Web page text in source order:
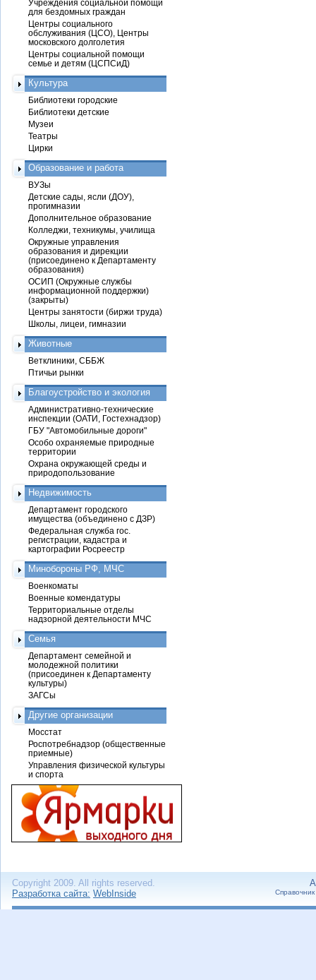
Учреждения социальной помощи
для бездомных граждан
Центры социального
обслуживания (ЦСО), Центры
московского долголетия
Центры социальной помощи
семье и детям (ЦСПСиД)
Культура
Библиотеки городские
Библиотеки детские
Музеи
Театры
Цирки
Образование и работа
ВУЗы
Детские сады, ясли (ДОУ),
прогимназии
Дополнительное образование
Колледжи, техникумы, училища
Окружные управления
образования и дирекции
(присоединено к Департаменту
образования)
ОСИП (Окружные службы
информационной поддержки)
(закрыты)
Центры занятости (биржи труда)
Школы, лицеи, гимназии
Животные
Ветклиники, СББЖ
Птичьи рынки
Благоустройство и экология
Административно-технические
инспекции (ОАТИ, Гостехнадзор)
ГБУ "Автомобильные дороги"
Особо охраняемые природные
территории
Охрана окружающей среды и
природопользование
Недвижимость
Департамент городского
имущества (объединено с ДЗР)
Федеральная служба гос.
регистрации, кадастра и
картографии Росреестр
Минобороны РФ, МЧС
Военкоматы
Военные комендатуры
Территориальные отделы
надзорной деятельности МЧС
Семья
Департамент семейной и
молодежной политики
(присоединен к Департаменту
культуры)
ЗАГСы
Другие организации
Мосстат
Роспотребнадзор (общественные
приемные)
Управления физической культуры
и спорта
Copyright 2009. All rights reserved.
Разработка сайта: WebInside